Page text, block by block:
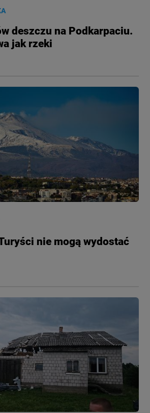
deszczu na Podkarpaciu.
jak rzeki
nie mogą wydostać